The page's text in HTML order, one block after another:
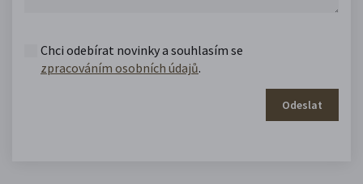
Chci odebírat novinky a souhlasím se
zpracováním osobních údajů.
Odeslat